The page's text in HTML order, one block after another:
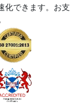
化できます。お支